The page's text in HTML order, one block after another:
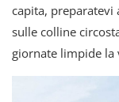
capita, preparatevi
sulle colline
giornate limpide la